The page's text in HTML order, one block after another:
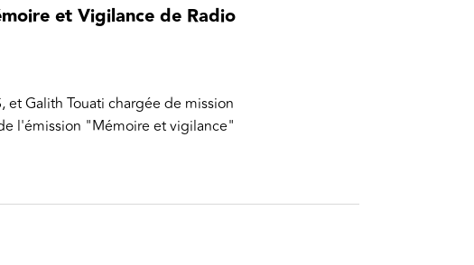
et Vigilance de Radio
Galith Touati chargée de mission
l'émission "Mémoire et vigilance"